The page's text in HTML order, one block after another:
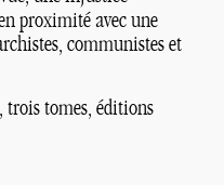
proximité avec une
communistes et
, trois tomes, éditions